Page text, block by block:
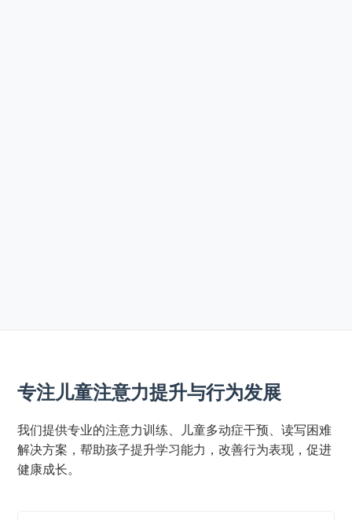
专注儿童注意力提升与行为发展
我们提供专业的注意力训练、儿童多动症干预、读写困难
解决方案，帮助孩子提升学习能力，改善行为表现，促进
健康成长。